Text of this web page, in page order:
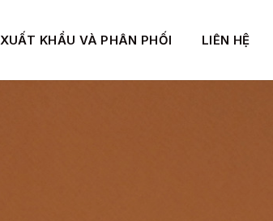
XUẤT KHẨU VÀ PHÂN PHỐI LIÊN HỆ